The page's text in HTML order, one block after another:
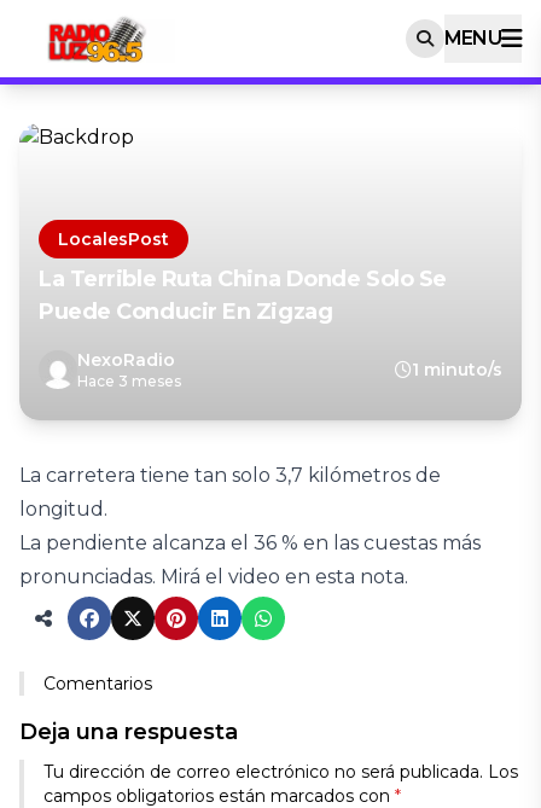
MENU
LocalesPost
La Terrible Ruta China Donde Solo Se
Puede Conducir En Zigzag
NexoRadio
Hace 3 meses
1 minuto/s
La carretera tiene tan solo 3,7 kilómetros de
longitud.
La pendiente alcanza el 36 % en las cuestas más
pronunciadas. Mirá el video en esta nota.
Comentarios
Deja una respuesta
Tu dirección de correo electrónico no será publicada. Los
campos obligatorios están marcados con *